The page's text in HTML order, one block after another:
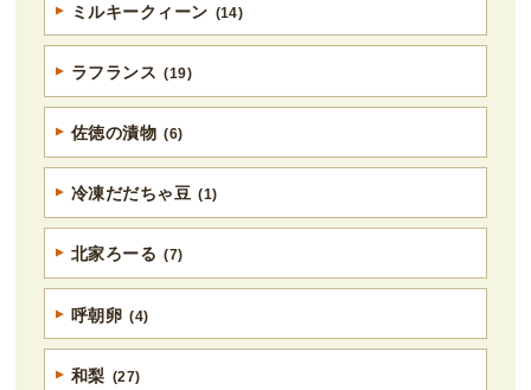
ミルキークィーン (14)
ラフランス (19)
佐徳の漬物 (6)
冷凍だだちゃ豆 (1)
北家ろーる (7)
呼朝卵 (4)
和梨 (27)